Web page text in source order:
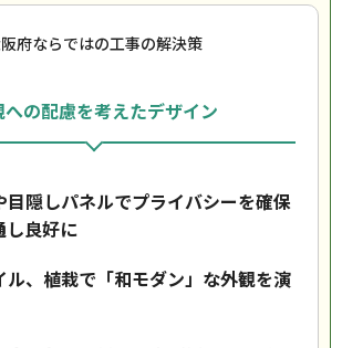
府ならではの工事の解決策
への配慮を考えたデザイン
目隠しパネルでプライバシーを確保
し良好に
ル、植栽で「和モダン」な外観を演